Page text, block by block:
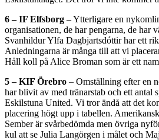
6 – IF Elfsborg – Ytterligare en
organisationen, de har pengarna, de har
Svanhildur Ylfa Dagbjartsdóttir har ett
Anledningarna är många till att vi
Håll koll på Alice Broman som är ett
5 – KIF Örebro – Omställning efter en
har blivit av med tränarstab och ett antal
Eskilstuna United. Vi tror ändå att det
placering högt upp i tabellen.
Sember är svårbedömda men övriga
kul att se Julia Langörgen i målet och